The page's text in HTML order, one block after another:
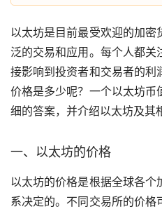
以太坊是目前最受欢迎的加密
泛的交易和应用。每个人都
接影响到投资者和交易者的利
价格是多少呢？一个以太坊
细的答案，并介绍以太坊及其
一、以太坊的价格
以太坊的价格是根据全球各个
系决定的。不同交易所的价